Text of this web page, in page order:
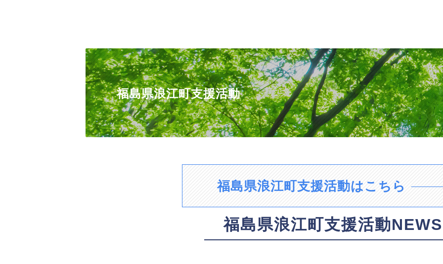
福島県浪江町支援活動
福島県浪江町支援活動はこちら
福島県浪江町支援活動NEWS